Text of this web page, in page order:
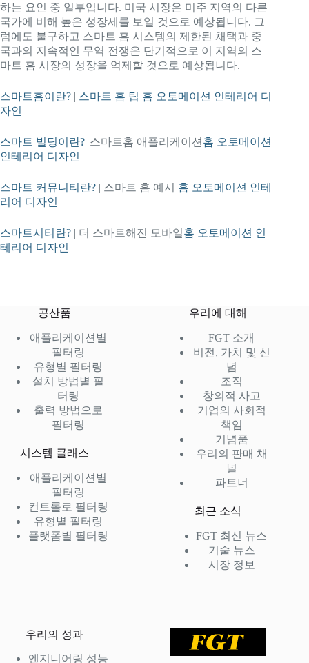
하는 요인 중 일부입니다. 미국 시장은 미주 지역의 다른
국가에 비해 높은 성장세를 보일 것으로 예상됩니다. 그
럼에도 불구하고 스마트 홈 시스템의 제한된 채택과 중
국과의 지속적인 무역 전쟁은 단기적으로 이 지역의 스
마트 홈 시장의 성장을 억제할 것으로 예상됩니다.
스마트홈이란? | 스마트 홈 팁 홈 오토메이션 인테리어 디
자인
스마트 빌딩이란?| 스마트홈 애플리케이션 홈 오토메이션
인테리어 디자인
스마트 커뮤니티란? | 스마트 홈 예시 홈 오토메이션 인테
리어 디자인
스마트시티란? | 더 스마트해진 모바일홈 오토메이션 인
테리어 디자인
공산품
애플리케이션별
필터링
유형별 필터링
설치 방법별 필
터링
출력 방법으로
필터링
시스템 클래스
애플리케이션별
필터링
컨트롤로 필터링
유형별 필터링
플랫폼별 필터링
우리에 대해
FGT 소개
비전, 가치 및 신
념
조직
창의적 사고
기업의 사회적
책임
기념품
우리의 판매 채
널
파트너
최근 소식
FGT 최신 뉴스
기술 뉴스
시장 정보
우리의 성과
엔지니어링 성능